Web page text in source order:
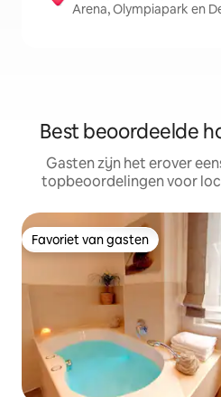
Arena, Olympiapark en
Best beoordeelde
Gasten zijn het erover
topbeoordelingen voor
Favoriet van gasten
Favoriet van gasten